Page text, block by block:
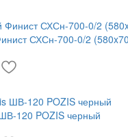
СХСн-700-0/2
120 POZIS черный